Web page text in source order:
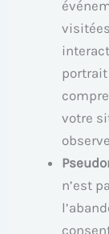
votre
n’est